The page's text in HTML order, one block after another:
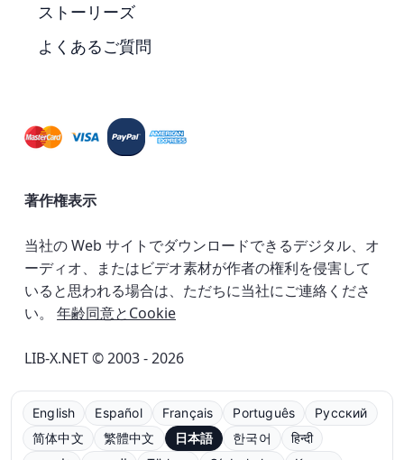
ストーリーズ
よくあるご質問
著作権表示
当社の Web サイトでダウンロードできるデジタル、オ
ーディオ、またはビデオ素材が作者の権利を侵害して
いると思われる場合は、ただちに当社にご連絡くださ
い。 年齢同意とCookie
LIB-X.NET © 2003 - 2026
English Español Français Português
Русский
简体中文
繁體中文 日本語 한국어
हिन्दी